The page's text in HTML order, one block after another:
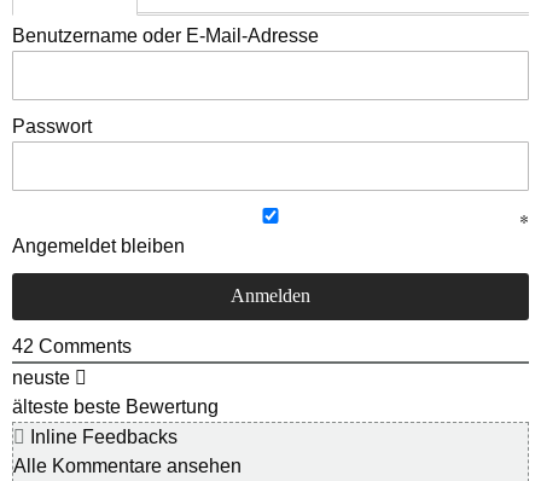
Benutzername oder E-Mail-Adresse
Passwort
Angemeldet bleiben
42 Comments
neuste
älteste beste Bewertung
Inline Feedbacks
Alle Kommentare ansehen